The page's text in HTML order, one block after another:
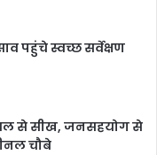
पहुंचे स्वच्छ सर्वेक्षण
से सीख, जनसहयोग से
चौबे